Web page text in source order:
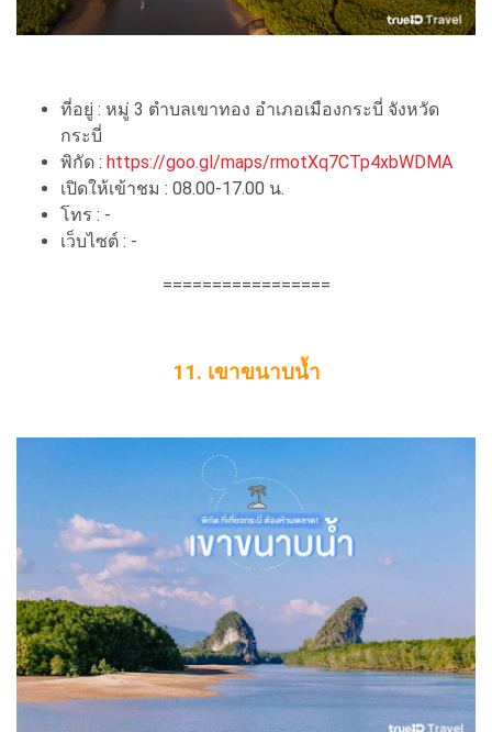
ที่อยู่ : หมู่ 3 ตำบลเขาทอง อำเภอเมืองกระบี่ จังหวัด
กระบี่
พิกัด : https://goo.gl/maps/rmotXq7CTp4xbWDMA
เปิดให้เข้าชม : 08.00-17.00 น.
โทร : -
เว็บไซต์ : -
=================
11. เขาขนาบน้ำ